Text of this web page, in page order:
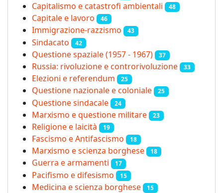
Capitalismo e catastrofi ambientali 48
Capitale e lavoro 46
Immigrazione-razzismo 43
Sindacato 42
Questione spaziale (1957 - 1967) 37
Russia: rivoluzione e controrivoluzione 33
Elezioni e referendum 25
Questione nazionale e coloniale 25
Questione sindacale 24
Marxismo e questione militare 23
Religione e laicità 19
Fascismo e Antifascismo 18
Marxismo e scienza borghese 18
Guerra e armamenti 17
Pacifismo e difesismo 15
Medicina e scienza borghese 15